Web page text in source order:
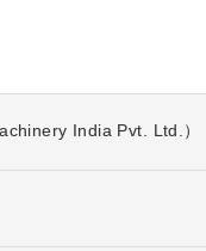
India Pvt. Ltd.）